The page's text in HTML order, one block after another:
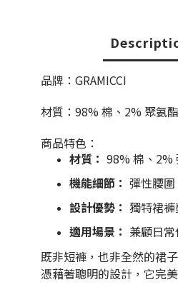
品牌：GRAMICCI
材質：98% 棉、2% 聚氨酯
商品特色：
材質： 98% 棉、
機能細節： 彈性腰
設計優勢： 獨特裙
適用場景： 兼顧日
既非短褲，也非全然的裙
憑藉著聰明的設計，它完